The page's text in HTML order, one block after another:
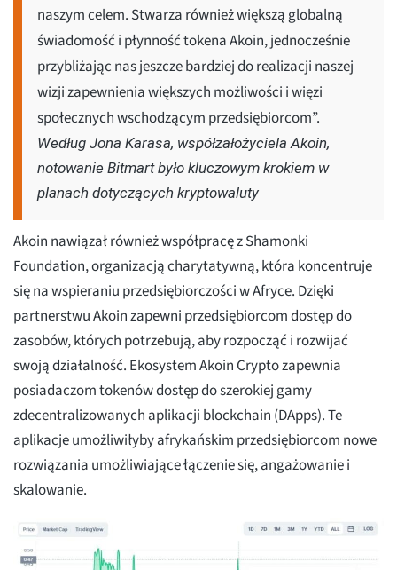
naszym celem. Stwarza również większą globalną
świadomość i płynność tokena Akoin, jednocześnie
przybliżając nas jeszcze bardziej do realizacji naszej
wizji zapewnienia większych możliwości i więzi
społecznych wschodzącym przedsiębiorcom”.
Według Jona Karasa, współzałożyciela Akoin,
notowanie Bitmart było kluczowym krokiem w
planach dotyczących kryptowaluty
Akoin nawiązał również współpracę z Shamonki
Foundation, organizacją charytatywną, która koncentruje
się na wspieraniu przedsiębiorczości w Afryce. Dzięki
partnerstwu Akoin zapewni przedsiębiorcom dostęp do
zasobów, których potrzebują, aby rozpocząć i rozwijać
swoją działalność. Ekosystem Akoin Crypto zapewnia
posiadaczom tokenów dostęp do szerokiej gamy
zdecentralizowanych aplikacji blockchain (DApps). Te
aplikacje umożliwiłyby afrykańskim przedsiębiorcom nowe
rozwiązania umożliwiające łączenie się, angażowanie i
skalowanie.